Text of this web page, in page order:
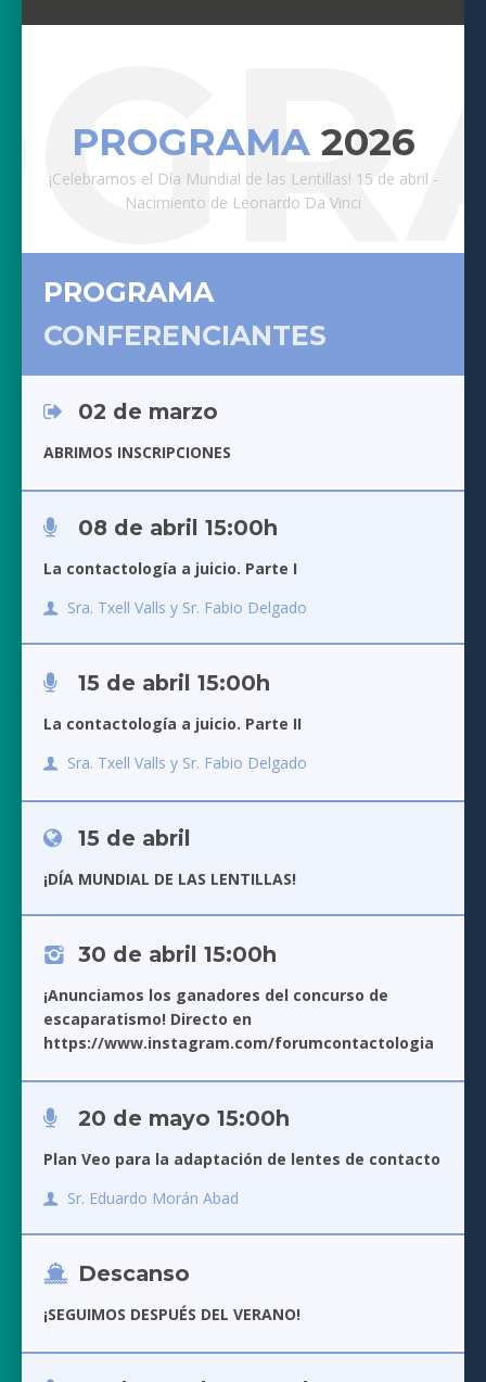
PROGRAMA2026
¡Celebramos el Día Mundial de las Lentillas! 15 de abril -
Nacimiento de Leonardo Da Vinci
PROGRAMA
CONFERENCIANTES
02 de marzo
ABRIMOS INSCRIPCIONES
08 de abril 15:00h
La contactología a juicio. Parte I
Sra. Txell Valls y Sr. Fabio Delgado
15 de abril 15:00h
La contactología a juicio. Parte II
Sra. Txell Valls y Sr. Fabio Delgado
15 de abril
¡DÍA MUNDIAL DE LAS LENTILLAS!
30 de abril 15:00h
¡Anunciamos los ganadores del concurso de
escaparatismo! Directo en
https://www.instagram.com/forumcontactologia
20 de mayo 15:00h
Plan Veo para la adaptación de lentes de contacto
Sr. Eduardo Morán Abad
Descanso
¡SEGUIMOS DESPUÉS DEL VERANO!